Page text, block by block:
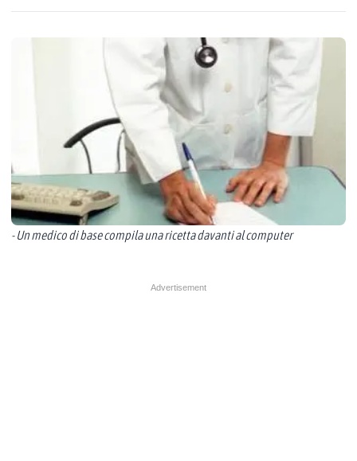
- Un medico di base compila una ricetta davanti al computer